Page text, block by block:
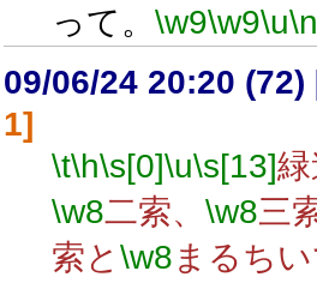
って。 \w9\w9\u\n
09/06/24 20:20 (72)
1]
\t\h\s[0]\u\s[13]
\w8二索、 \w8三
索と \w8まるち